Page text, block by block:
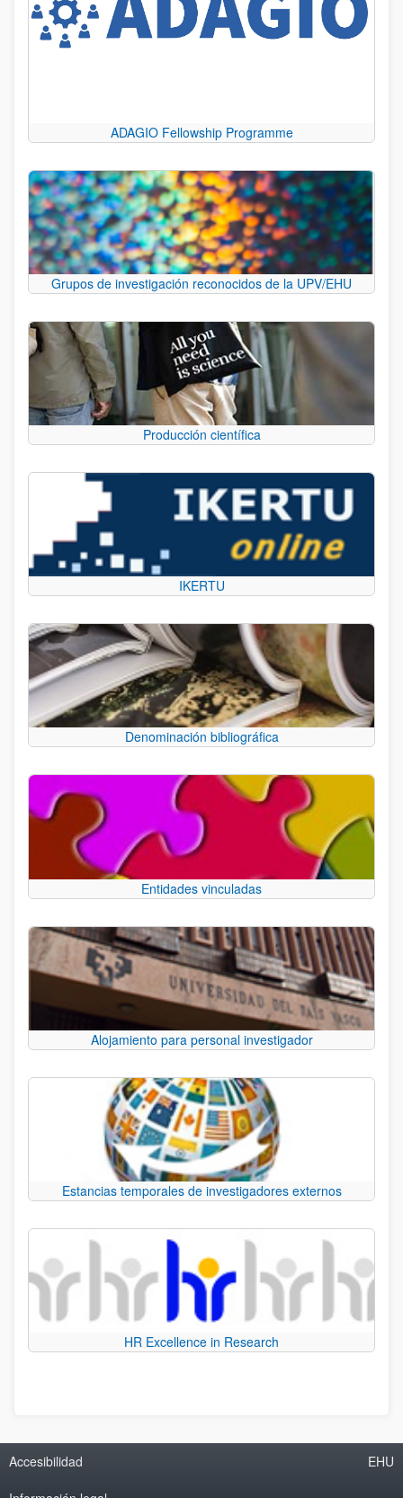
ADAGIO Fellowship Programme
Grupos de investigación reconocidos de la UPV/EHU
Producción científica
IKERTU
Denominación bibliográfica
Entidades vinculadas
Alojamiento para personal investigador
Estancias temporales de investigadores externos
HR Excellence in Research
Accesibilidad EHU